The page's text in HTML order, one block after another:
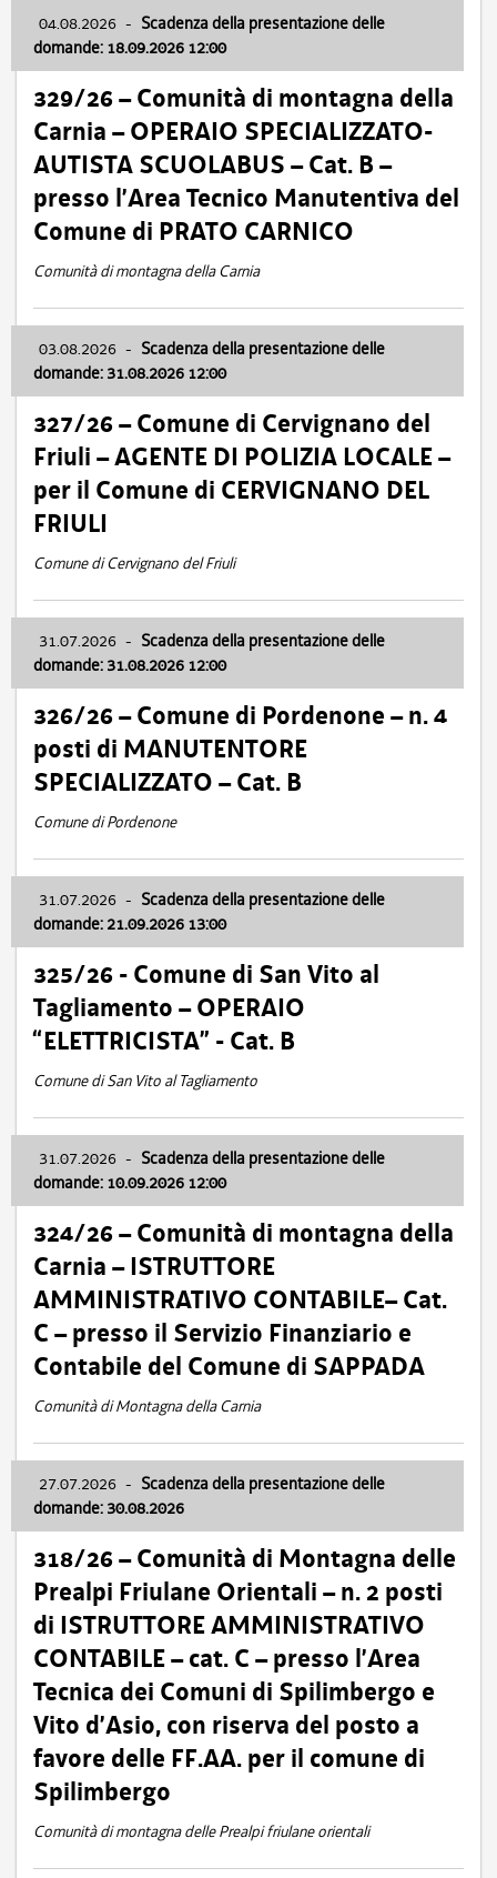
04.08.2026 - Scadenza della presentazione delle
domande: 18.09.2026 12:00
329/26 – Comunità di montagna della
Carnia – OPERAIO SPECIALIZZATO-
AUTISTA SCUOLABUS – Cat. B –
presso l’Area Tecnico Manutentiva del
Comune di PRATO CARNICO
Comunità di montagna della Carnia
03.08.2026 - Scadenza della presentazione delle
domande: 31.08.2026 12:00
327/26 – Comune di Cervignano del
Friuli – AGENTE DI POLIZIA LOCALE –
per il Comune di CERVIGNANO DEL
FRIULI
Comune di Cervignano del Friuli
31.07.2026 - Scadenza della presentazione delle
domande: 31.08.2026 12:00
326/26 – Comune di Pordenone – n. 4
posti di MANUTENTORE
SPECIALIZZATO – Cat. B
Comune di Pordenone
31.07.2026 - Scadenza della presentazione delle
domande: 21.09.2026 13:00
325/26 - Comune di San Vito al
Tagliamento – OPERAIO
“ELETTRICISTA” - Cat. B
Comune di San Vito al Tagliamento
31.07.2026 - Scadenza della presentazione delle
domande: 10.09.2026 12:00
324/26 – Comunità di montagna della
Carnia – ISTRUTTORE
AMMINISTRATIVO CONTABILE– Cat.
C – presso il Servizio Finanziario e
Contabile del Comune di SAPPADA
Comunità di Montagna della Carnia
27.07.2026 - Scadenza della presentazione delle
domande: 30.08.2026
318/26 – Comunità di Montagna delle
Prealpi Friulane Orientali – n. 2 posti
di ISTRUTTORE AMMINISTRATIVO
CONTABILE – cat. C – presso l’Area
Tecnica dei Comuni di Spilimbergo e
Vito d’Asio, con riserva del posto a
favore delle FF.AA. per il comune di
Spilimbergo
Comunità di montagna delle Prealpi friulane orientali